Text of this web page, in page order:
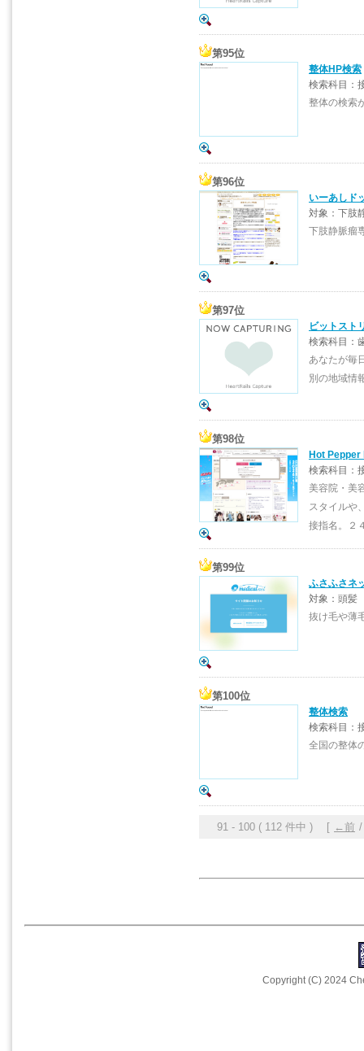
第95位
整体HP検索
検索科目：
整体の検索
第96位
いーあしド
対象：下肢
下肢静脈瘤
第97位
ビットスト
検索科目：
あなたが毎
別の地域情
第98位
Hot
検索科目：
美容院・美
スタイルや
接指名。２
第99位
ふさふさネ
対象：頭髪
抜け毛や薄
第100位
整体検索
検索科目：
全国の整体
91 - 100 ( 112 件中 ) [ ←前
Copyright (C) 2024